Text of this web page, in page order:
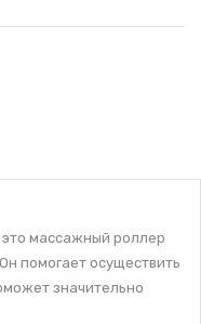
это массажный роллер
помогает осуществить
значительно